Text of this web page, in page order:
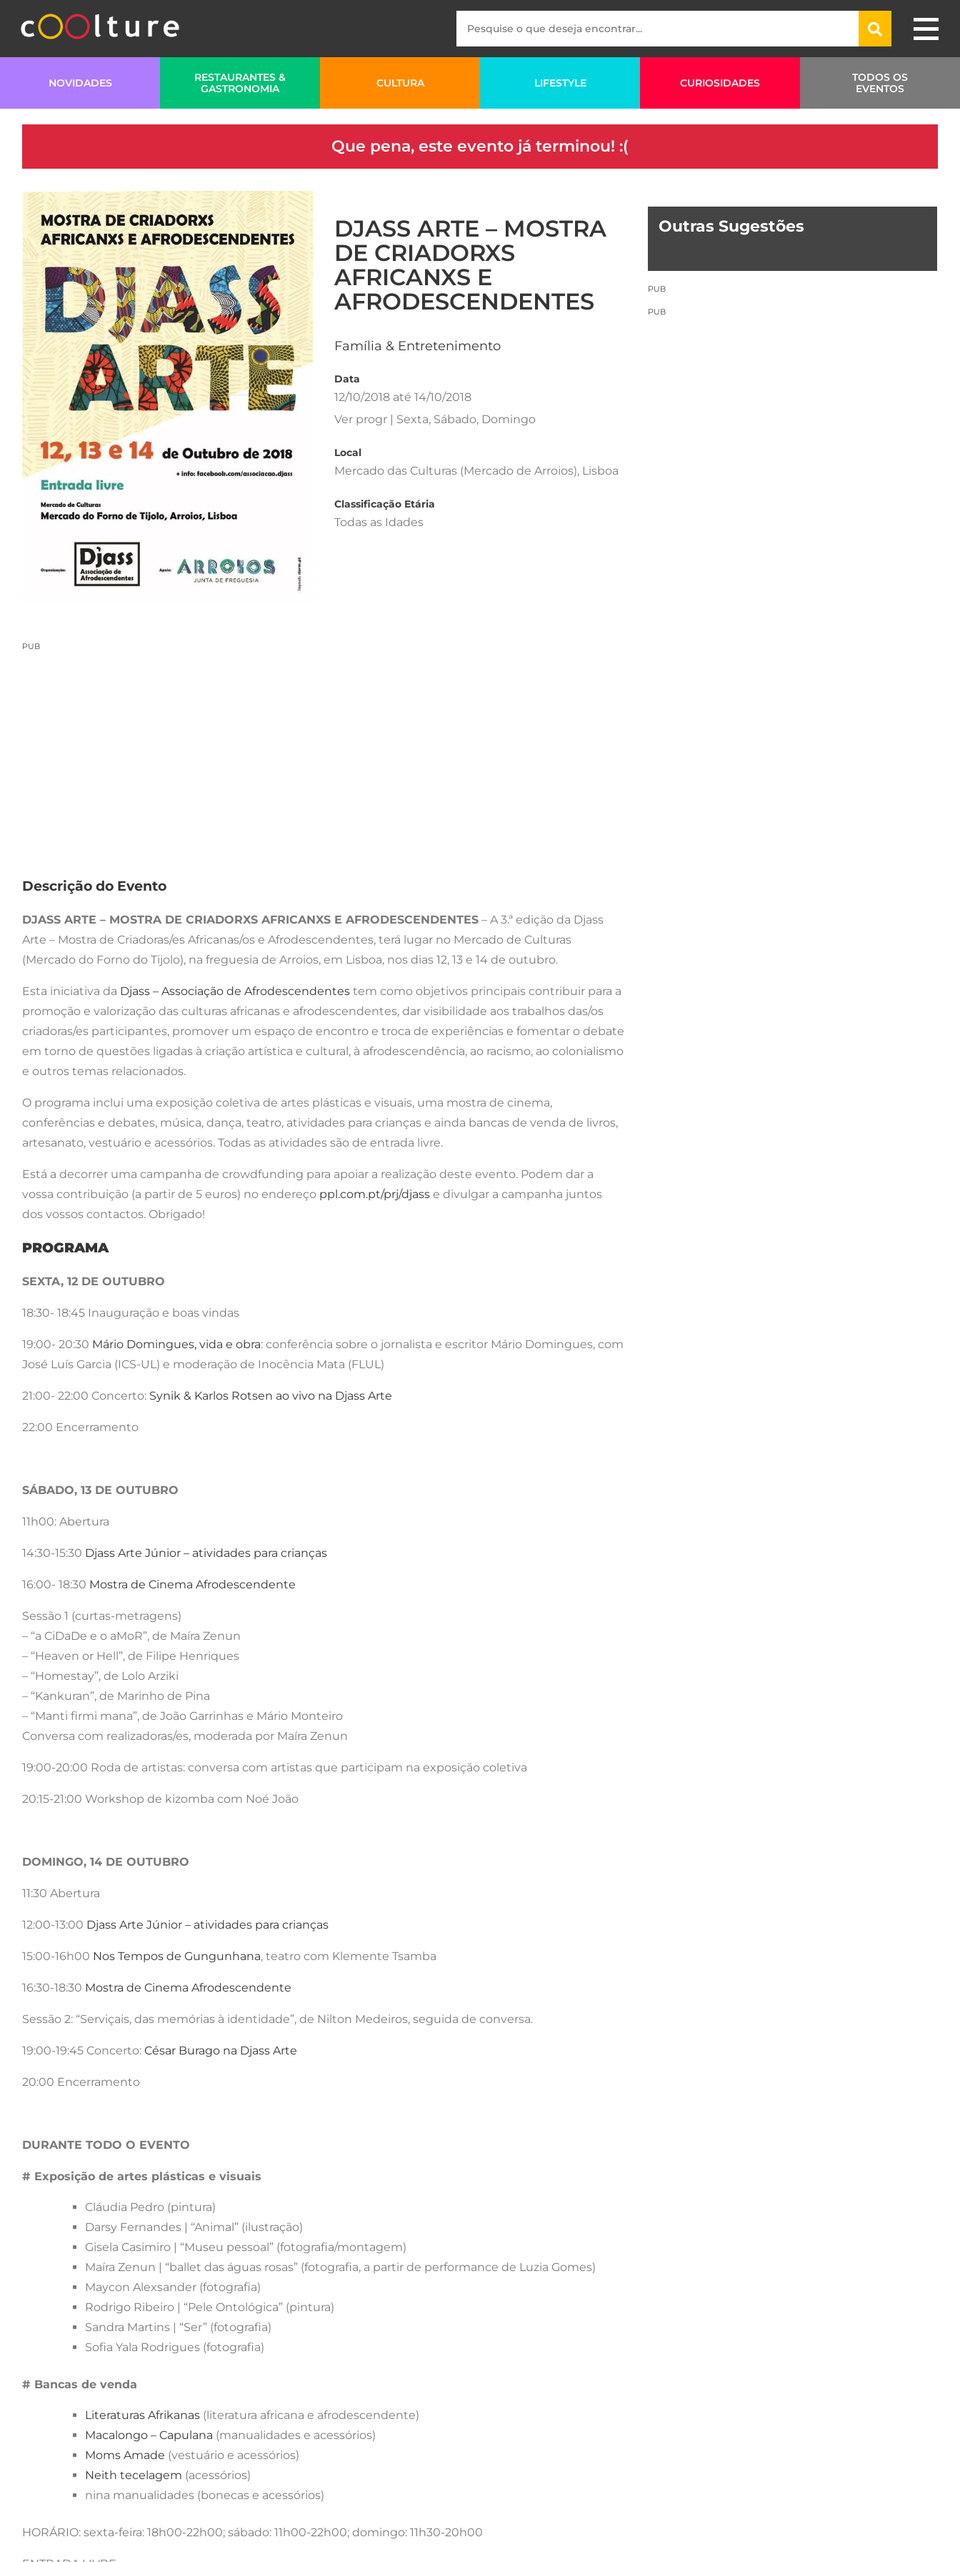
NOVIDADES
RESTAURANTES &
GASTRONOMIA
CULTURA LIFESTYLE CURIOSIDADES
TODOS OS
EVENTOS
Que pena, este evento já terminou! :(
DJASS ARTE – MOSTRA
DE CRIADORXS
AFRICANXS E
AFRODESCENDENTES
Família & Entretenimento
Data
12/10/2018 até 14/10/2018
Ver progr | Sexta, Sábado, Domingo
Local
Mercado das Culturas (Mercado de Arroios), Lisboa
Classificação Etária
Todas as Idades
PUB
Descrição do Evento
DJASS ARTE – MOSTRA DE CRIADORXS AFRICANXS E AFRODESCENDENTES – A 3.ª edição da Djass
Arte – Mostra de Criadoras/es Africanas/os e Afrodescendentes, terá lugar no Mercado de Culturas
(Mercado do Forno do Tijolo), na freguesia de Arroios, em Lisboa, nos dias 12, 13 e 14 de outubro.
Esta iniciativa da Djass – Associação de Afrodescendentes tem como objetivos principais contribuir para a
promoção e valorização das culturas africanas e afrodescendentes, dar visibilidade aos trabalhos das/os
criadoras/es participantes, promover um espaço de encontro e troca de experiências e fomentar o debate
em torno de questões ligadas à criação artística e cultural, à afrodescendência, ao racismo, ao colonialismo
e outros temas relacionados.
O programa inclui uma exposição coletiva de artes plásticas e visuais, uma mostra de cinema,
conferências e debates, música, dança, teatro, atividades para crianças e ainda bancas de venda de livros,
artesanato, vestuário e acessórios. Todas as atividades são de entrada livre.
Está a decorrer uma campanha de crowdfunding para apoiar a realização deste evento. Podem dar a
vossa contribuição (a partir de 5 euros) no endereço ppl.com.pt/prj/djass e divulgar a campanha juntos
dos vossos contactos. Obrigado!
PROGRAMA
SEXTA, 12 DE OUTUBRO
18:30- 18:45 Inauguração e boas vindas
19:00- 20:30 Mário Domingues, vida e obra: conferência sobre o jornalista e escritor Mário Domingues, com
José Luís Garcia (ICS-UL) e moderação de Inocência Mata (FLUL)
21:00- 22:00 Concerto: Synik & Karlos Rotsen ao vivo na Djass Arte
22:00 Encerramento
SÁBADO, 13 DE OUTUBRO
11h00: Abertura
14:30-15:30 Djass Arte Júnior – atividades para crianças
16:00- 18:30 Mostra de Cinema Afrodescendente
Sessão 1 (curtas-metragens)
– “a CiDaDe e o aMoR”, de Maíra Zenun
– “Heaven or Hell”, de Filipe Henriques
– “Homestay”, de Lolo Arziki
– “Kankuran”, de Marinho de Pina
– “Manti firmi mana”, de João Garrinhas e Mário Monteiro
Conversa com realizadoras/es, moderada por Maíra Zenun
19:00-20:00 Roda de artistas: conversa com artistas que participam na exposição coletiva
20:15-21:00 Workshop de kizomba com Noé João
DOMINGO, 14 DE OUTUBRO
11:30 Abertura
12:00-13:00 Djass Arte Júnior – atividades para crianças
15:00-16h00 Nos Tempos de Gungunhana, teatro com Klemente Tsamba
16:30-18:30 Mostra de Cinema Afrodescendente
Sessão 2: “Serviçais, das memórias à identidade”, de Nilton Medeiros, seguida de conversa.
19:00-19:45 Concerto: César Burago na Djass Arte
20:00 Encerramento
DURANTE TODO O EVENTO
# Exposição de artes plásticas e visuais
Cláudia Pedro (pintura)
Darsy Fernandes | “Animal” (ilustração)
Gisela Casimiro | “Museu pessoal” (fotografia/montagem)
Maíra Zenun | “ballet das águas rosas” (fotografia, a partir de performance de Luzia Gomes)
Maycon Alexsander (fotografia)
Rodrigo Ribeiro | “Pele Ontológica” (pintura)
Sandra Martins | “Ser” (fotografia)
Sofia Yala Rodrigues (fotografia)
# Bancas de venda
Literaturas Afrikanas (literatura africana e afrodescendente)
Macalongo – Capulana (manualidades e acessórios)
Moms Amade (vestuário e acessórios)
Neith tecelagem (acessórios)
nina manualidades (bonecas e acessórios)
HORÁRIO: sexta-feira: 18h00-22h00; sábado: 11h00-22h00; domingo: 11h30-20h00
Outras Sugestões
PUB
PUB